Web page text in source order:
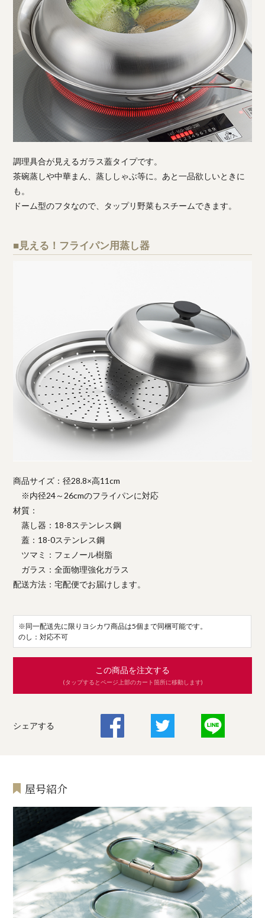
調理具合が見えるガラス蓋タイプです。
茶碗蒸しや中華まん、蒸ししゃぶ等に。あと一品欲しいときに
も。
ドーム型のフタなので、タップリ野菜もスチームできます。
■見える！フライパン用蒸し器
商品サイズ：径28.8×高11cm
※内径24～26cmのフライパンに対応
材質：
蒸し器：18-8ステンレス鋼
蓋：18-0ステンレス鋼
ツマミ：フェノール樹脂
ガラス：全面物理強化ガラス
配送方法：宅配便でお届けします。
※同一配送先に限りヨシカワ商品は5個まで同梱可能です。
のし：対応不可
この商品を注文する
(タップするとページ上部のカート箇所に移動します)
シェアする
屋号紹介